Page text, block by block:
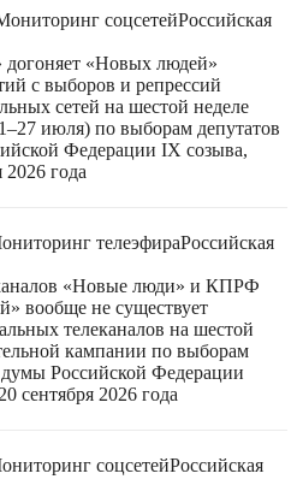
соцсетейРоссийская
догоняет «Новых людей»
с выборов и репрессий
сетей на шестой неделе
июля) по выборам депутатов
Федерации IX созыва,
года
телеэфираРоссийская
«Новые люди» и КПРФ
вообще не существует
телеканалов на шестой
кампании по выборам
думы Российской Федерации
сентября 2026 года
соцсетейРоссийская